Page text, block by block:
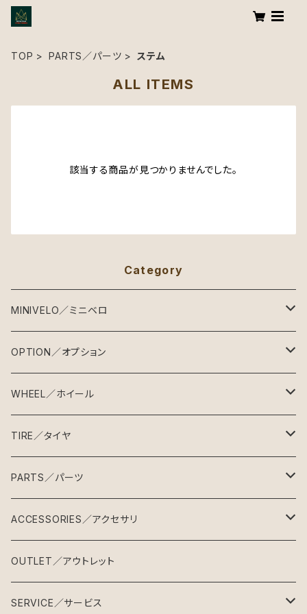
TOP PARTS／パーツ ステム
ALL ITEMS
該当する商品が見つかりませんでした。
Category
MINIVELO／ミニベロ
BILLION MAKES
SG-1
SG-2
CYCLE MAKES
クロモリミニベロ
カーボンミニベロ
フレーム & フォーク
ミニベロフレーム
ミニベロフォーク
OPTION／オプション
BILLION MAKES
SG-1
SG-2
WHEEL／ホイール
手組ホイール
完組ホイール
リム
ハブ
スポーク
TIRE／タイヤ
タイヤ
４５１タイヤ
４０６タイヤ
チューブ
４５１チューブ
４０６チューブ
チューブ小物
PARTS／パーツ
パーツセット
ハンドル
ブルホーンバー
バーテープ
ACCESSORIES／アクセサリ
ライト
リフレクター
OUTLET／アウトレット
SERVICE／サービス